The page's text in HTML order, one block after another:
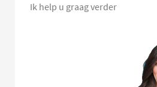
Ik help u graag verder